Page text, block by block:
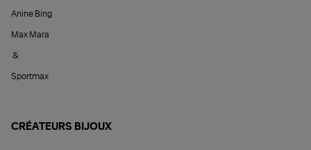
Anine Bing
Max Mara
&
Sportmax
CRÉATEURS BIJOUX